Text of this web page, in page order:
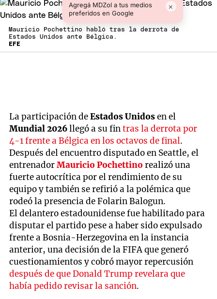
Agregá MDZol a tus medios
preferidos en Google
×
Mauricio Pochettino habló tras la derrota de
Estados Unidos ante Bélgica.
EFE
La participación deEstados Unidosen el
Mundial 2026llegó a su fintras la derrota por
4-1 frente a Bélgica en los octavos de final.
Después del encuentro disputado en Seattle, el
entrenadorMauricio Pochettinorealizó una
fuerte autocrítica por el rendimiento de su
equipo y también se refirió a la polémica que
rodeó la presencia de Folarin Balogun.
El delantero estadounidense fue habilitado para
disputar el partido pese a haber sido expulsado
frente a Bosnia-Herzegovina en la instancia
anterior, una decisión de la FIFA que generó
cuestionamientos y cobró mayor repercusión
después de que Donald Trump revelara que
había pedido revisar la sanción.